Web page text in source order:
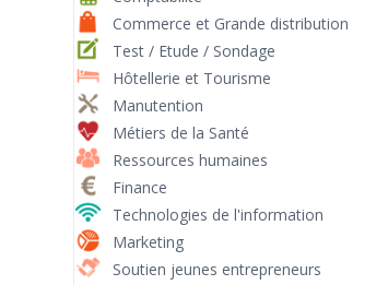
Commerce et Grande distribution
Test / Etude / Sondage
Hôtellerie et Tourisme
Manutention
Métiers de la Santé
Ressources humaines
Finance
Technologies de l'information
Marketing
Soutien jeunes entrepreneurs